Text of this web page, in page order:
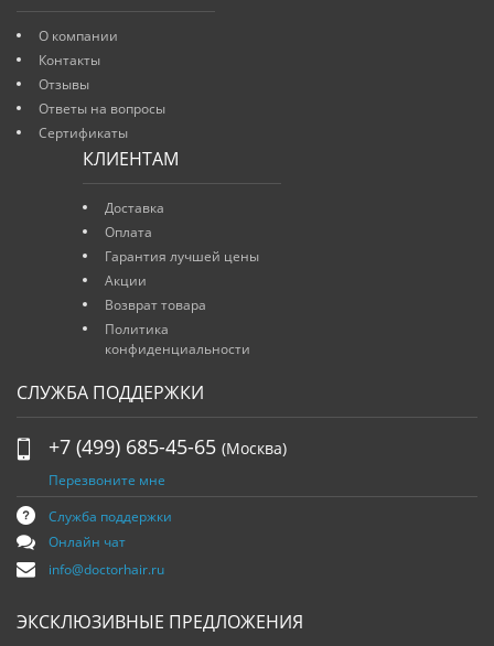
О компании
Контакты
Отзывы
Ответы на вопросы
Сертификаты
КЛИЕНТАМ
Доставка
Оплата
Гарантия лучшей цены
Акции
Возврат товара
Политика
конфиденциальности
СЛУЖБА ПОДДЕРЖКИ
+7 (499) 685-45-65 (Москва)
Перезвоните мне
Служба поддержки
Онлайн чат
info@doctorhair.ru
ЭКСКЛЮЗИВНЫЕ ПРЕДЛОЖЕНИЯ